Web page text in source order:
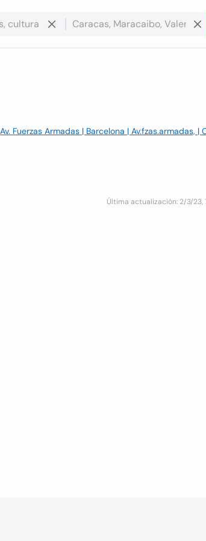
Av. Fuerzas Armadas | Barcelona | Av.fzas.armadas, |
Última actualización: 2/3/23,